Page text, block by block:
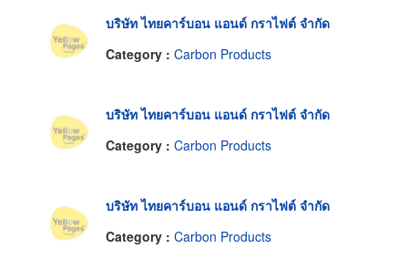
บริษัท ไทยคาร์บอน แอนด์ กราไฟต์ จำกัด
Category : Carbon Products
บริษัท ไทยคาร์บอน แอนด์ กราไฟต์ จำกัด
Category : Carbon Products
บริษัท ไทยคาร์บอน แอนด์ กราไฟต์ จำกัด
Category : Carbon Products